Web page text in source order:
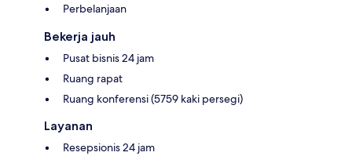
Perbelanjaan
Bekerja jauh
Pusat bisnis 24 jam
Ruang rapat
Ruang konferensi (5759 kaki persegi)
Layanan
Resepsionis 24 jam